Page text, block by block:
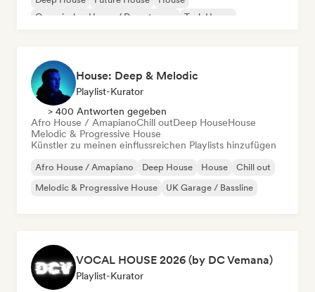
Organischer House / Downtempo
Tech House
House: Deep & Melodic
Playlist-Kurator
> 400 Antworten gegeben
Afro House / AmapianoChill outDeep HouseHouse
Melodic & Progressive House
Künstler zu meinen einflussreichen Playlists hinzufügen
Afro House / Amapiano Deep House House
Chill out
Melodic & Progressive House
UK Garage / Bassline
VOCAL HOUSE 2026 (by DC Vemana)
Playlist-Kurator